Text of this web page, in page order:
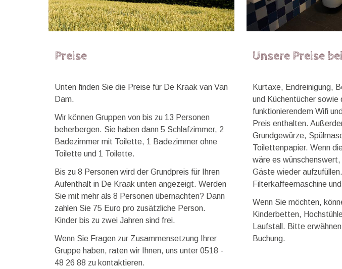
Preise
Unten finden Sie die Preise für De Kraak van Van
Dam.
Wir können Gruppen von bis zu 13 Personen
beherbergen. Sie haben dann 5 Schlafzimmer, 2
Badezimmer mit Toilette, 1 Badezimmer ohne
Toilette und 1 Toilette.
Bis zu 8 Personen wird der Grundpreis für Ihren
Aufenthalt in De Kraak unten angezeigt. Werden
Sie mit mehr als 8 Personen übernachten? Dann
zahlen Sie 75 Euro pro zusätzliche Person.
Kinder bis zu zwei Jahren sind frei.
Wenn Sie Fragen zur Zusammensetzung Ihrer
Gruppe haben, raten wir Ihnen, uns unter 0518 -
48 26 88 zu kontaktieren.
Unsere Preise
Kurtaxe, Endreinigung,
und Küchentücher sowie
funktionierendem Wifi
Preis enthalten.
Grundgewürze,
Toilettenpapier. Wenn
wäre es
Gäste wieder
Filterkaffeemaschine
Wenn Sie möchten,
Kinderbetten,
Laufstall. Bitte
Buchung.